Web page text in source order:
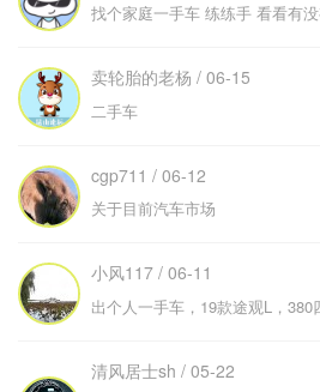
找个家庭一手车 练练手 看看有
卖轮胎的老杨 / 06-15
二手车
cgp711 / 06-12
关于目前汽车市场
小风117 / 06-11
出个人一手车，19款途观L，380
清风居士sh / 05-22